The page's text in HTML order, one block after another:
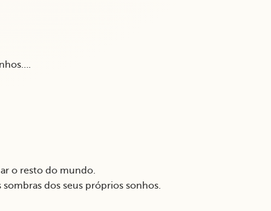
o resto do mundo.
dos seus próprios sonhos.